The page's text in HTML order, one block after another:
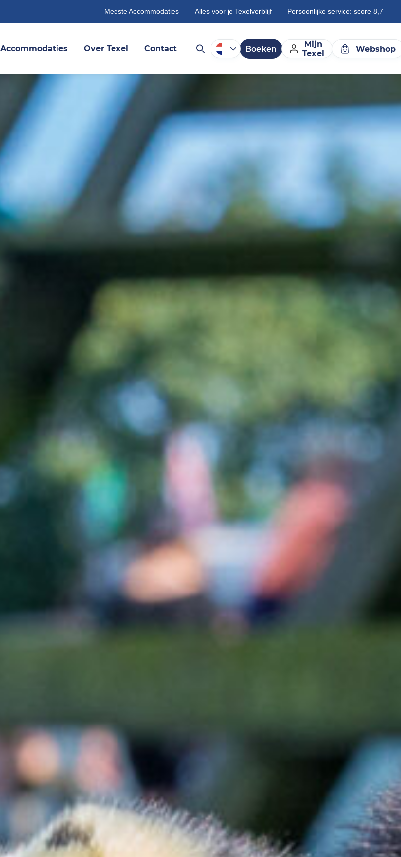
Meeste Accommodaties Alles voor je Texelverblijf Persoonlijke service: score 8,7
Accommodaties Over Texel Contact Boeken
Mijn
Texel
Webshop